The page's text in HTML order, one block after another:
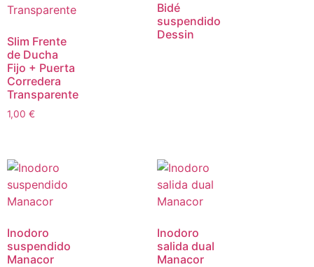
Slim Frente
de Ducha
Fijo + Puerta
Corredera
Transparente
1,00 €
Bidé
suspendido
Dessin
Inodoro
suspendido
Manacor
Inodoro
salida dual
Manacor